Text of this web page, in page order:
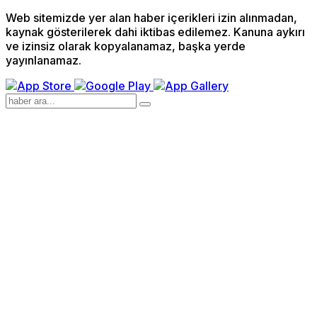
Web sitemizde yer alan haber içerikleri izin alınmadan,
kaynak gösterilerek dahi iktibas edilemez. Kanuna aykırı
ve izinsiz olarak kopyalanamaz, başka yerde
yayınlanamaz.